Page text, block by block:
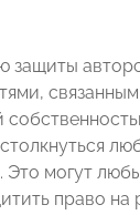
защиты
Это могут
право на